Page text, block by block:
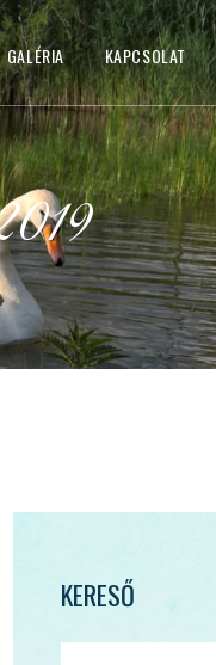
GALÉRIA KAPCSOLAT
KERESŐ